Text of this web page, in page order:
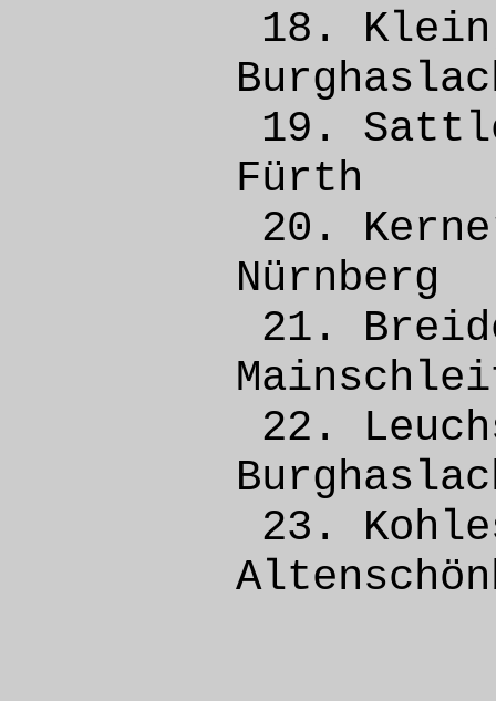
18.
19.
20.
21.
22.
23.